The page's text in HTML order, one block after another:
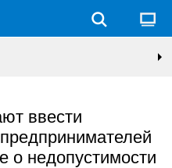
ввести
о недопустимости